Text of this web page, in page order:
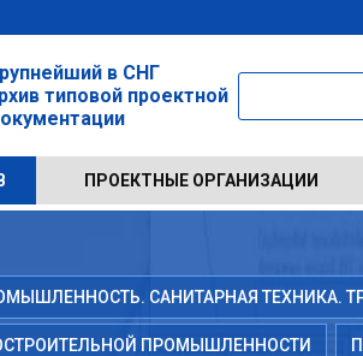
в СНГ
типовой проектной
ПРОЕКТНЫЕ ОРГАНИЗАЦИИ
САНИТАРНАЯ ТЕХНИКА.
ПРОМЫШЛЕННОСТИ